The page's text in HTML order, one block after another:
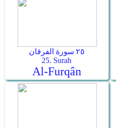
٢٥ سورة الفرقان
25. Surah
Al-Furqân